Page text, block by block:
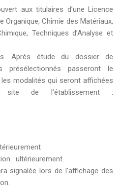
aux titulaires d’une Licence
Organique, Chimie des Matériaux,
Techniques d’Analyse et
Après étude du dossier de
présélectionnés passeront le
modalités qui seront affichées
site de l’établissement :
: ultérieurement.
signalée lors de l’affichage des